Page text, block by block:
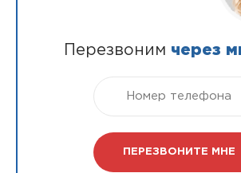
Перезвоним через